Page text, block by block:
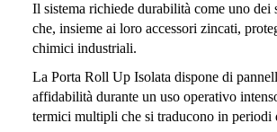
Il sistema richiede durabilità come uno
che, insieme ai loro accessori zincati,
chimici industriali.
La Porta Roll Up Isolata dispone di
affidabilità durante un uso operativo
termici multipli che si traducono in